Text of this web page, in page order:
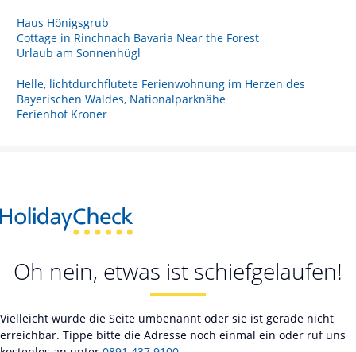
Haus Hönigsgrub
Cottage in Rinchnach Bavaria Near the Forest
Urlaub am Sonnenhügl
Helle, lichtdurchflutete Ferienwohnung im Herzen des
Bayerischen Waldes, Nationalparknähe
Ferienhof Kroner
Oh nein, etwas ist schiefgelaufen!
Vielleicht wurde die Seite umbenannt oder sie ist gerade nicht
erreichbar. Tippe bitte die Adresse noch einmal ein oder ruf uns